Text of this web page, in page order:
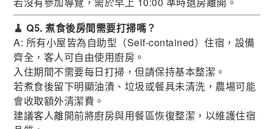
🧹 Q5. 煮食後房間需要打掃嗎？
A: 所有小屋皆為自助型（Self-contained）住宿，設備
齊全，客人可自由使用廚房。
入住期間不需要每日打掃，但請保持基本整潔。
若煮食後留下明顯油漬、垃圾或餐具未清洗，農場可能
會收取額外清潔費。
建議客人離開前將廚房與用餐區恢復整潔，以維護住宿